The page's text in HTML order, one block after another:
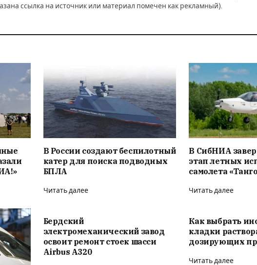
ссылка на источник или материал помечен как рекламный).
В России создают беспилотный
катер для поиска подводных
БПЛА
Читать далее
В СибНИА
этап летных
самолета
Читать далее
Бердский
электромеханический завод
освоит ремонт стоек шасси
Airbus A320
Как выбрать
кладки
дозирующих
Читать далее